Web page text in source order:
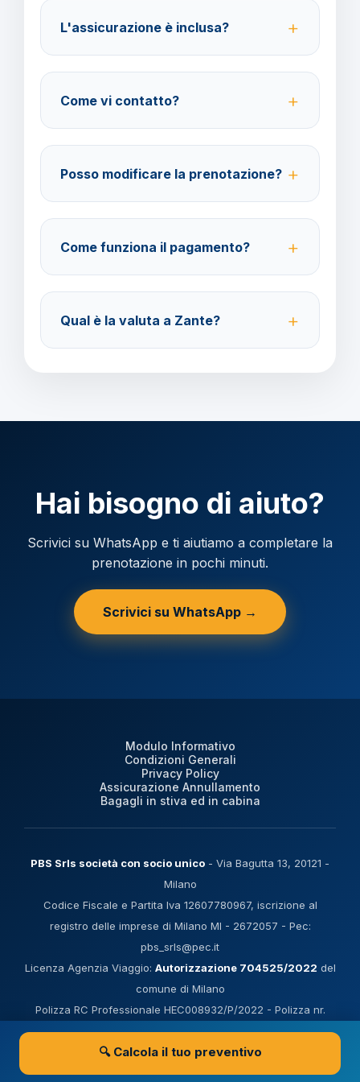
per la destinazione scelta.
L'assicurazione è inclusa?
consigliate per coprire spese mediche e
cancellazione viaggio.
Come vi contatto?
amministrazione@barbaviaggi.it, o tramite il sito
barbaviaggi.it.
Posso modificare la prenotazione?
prima della partenza con un costo di 70 euro a
modifica.
Come funziona il pagamento?
Acconto del 40% alla prenotazione, saldo 30 giorni
prima della partenza.
Qual è la valuta a Zante?
Hai bisogno di aiuto?
Scrivici su WhatsApp e ti aiutiamo a completare la
prenotazione in pochi minuti.
Scrivici su WhatsApp →
Modulo Informativo
Condizioni Generali
Privacy Policy
Assicurazione Annullamento
Bagagli in stiva ed in cabina
PBS Srls società con socio unico - Via Bagutta 13, 20121 -
Milano
Codice Fiscale e Partita Iva 12607780967, iscrizione al
registro delle imprese di Milano MI - 2672057 - Pec:
pbs_srls@pec.it
Licenza Agenzia Viaggio: Autorizzazione 704525/2022 del
comune di Milano
Polizza RC Professionale HEC008932/P/2022 - Polizza nr.
202933048 Filo diretto Protection in sostituzione del Fondo di
Garanzia
🔍 Calcola il tuo preventivo